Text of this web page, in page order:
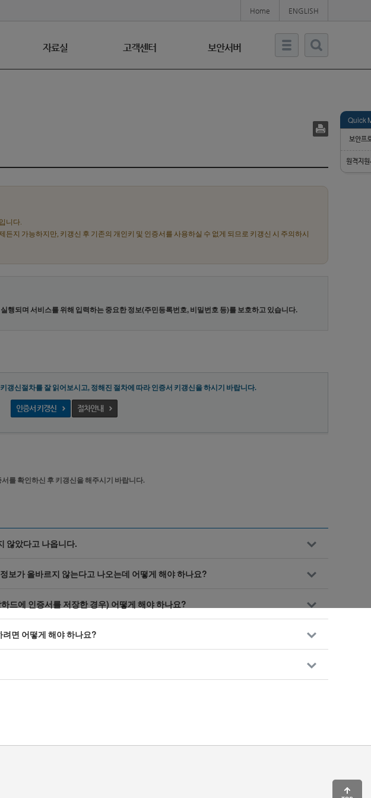
Home ENGLISH
자료실 고객센터 보안서버
Quick
보안프
원격지
니다.
지 가능하지만, 키갱신 후 기존의 개인키 및 인증서를 사용하실 수 없게 되므로 키갱신 시 주의하시
행되며 서비스를 위해 입력하는 중요한 정보(주민등록번호, 비밀번호 등)를 보호하고 있습니다.
갱신절차를 잘 읽어보시고, 정해진 절차에 따라 인증서 키갱신을 하시기 바랍니다.
인증서 키갱신 절차안내
를 확인하신 후 키갱신을 해주시기 바랍니다.
않았다고 나옵니다.
보가 올바르지 않는다고 나오는데 어떻게 해야 하나요?
드에 인증서를 저장한 경우) 어떻게 해야 하나요?
면 어떻게 해야 하나요?